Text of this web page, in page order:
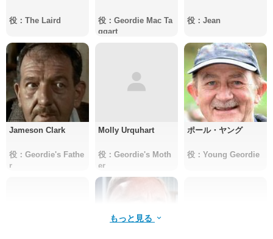
役：The Laird
役：Geordie Mac Ta
ggart
役：Jean
Jameson Clark
役：Geordie's Fathe
r
Molly Urquhart
役：Geordie's Moth
er
ポール・ヤング
役：Young Geordie
もっと見る